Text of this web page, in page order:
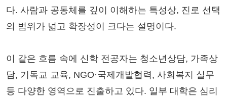
다. 사람과 공동체를 깊이 이해하는 특성상, 진로 선택
의 범위가 넓고 확장성이 크다는 설명이다.
이 같은 흐름 속에 신학 전공자는 청소년상담, 가족상
담, 기독교 교육, NGO·국제개발협력, 사회복지 실무
등 다양한 영역으로 진출하고 있다. 일부 대학은 심리